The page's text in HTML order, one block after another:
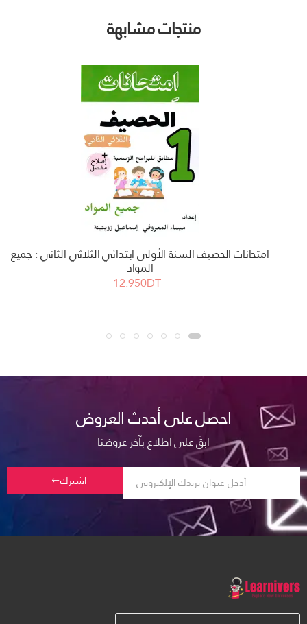
منتجات مشابهة
امتحانات الحصيف السنة الأولى ابتدائي الثلاثي الثاني : جميع
المواد
12.950DT
احصل على أحدث العروض
ابقَ على اطلاع بآخر عروضنا
اشترك